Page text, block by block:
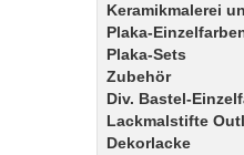
Keramikmalerei
Plaka-
Plaka-Sets
Zubehör
Div. Bastel-
Lackmalstifte
Dekorlacke